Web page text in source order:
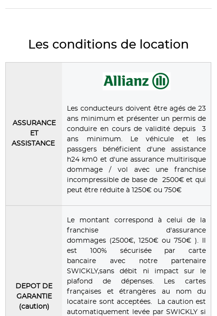
Les conditions de location
ASSURANCE
ET
ASSISTANCE
Les conducteurs doivent être agés de 23
ans minimum et présenter un permis de
conduire en cours de validité depuis 3
ans minimum. Le véhicule et les
passgers bénéficient d'une assistance
h24 km0 et d'une assurance multirisque
dommage / vol avec une franchise
incompressible de base de 2500€ et qui
peut être réduite à 1250€ ou 750€
DEPOT DE
GARANTIE
(caution)
Le montant correspond à celui de la
franchise d'assurance
dommages (2500€, 1250€ ou 750€ ). Il
est 100% sécurisée par carte
bancaire avec notre partenaire
SWICKLY,sans débit ni impact sur le
plafond de dépenses. Les cartes
françaises et étrangères au nom du
locataire sont acceptées. La caution est
automatiquement levée par SWICKLY si